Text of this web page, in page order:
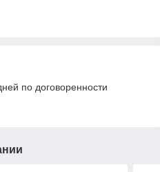
по договоренности